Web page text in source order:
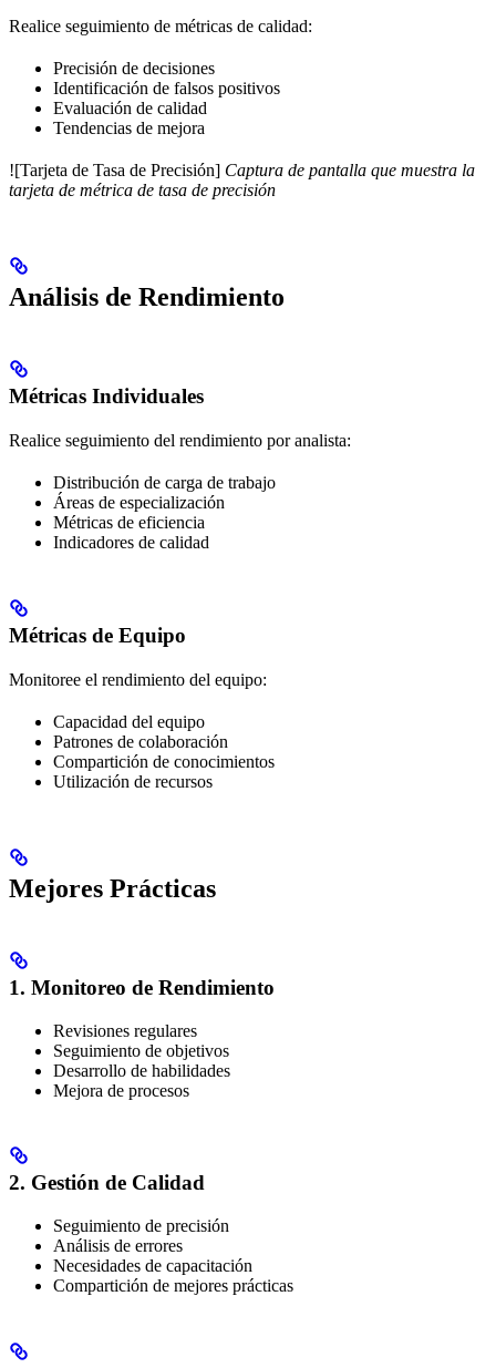
Realice seguimiento de métricas de calidad:
Precisión de decisiones
Identificación de falsos positivos
Evaluación de calidad
Tendencias de mejora
![Tarjeta de Tasa de Precisión] Captura de pantalla que muestra la
tarjeta de métrica de tasa de precisión
Análisis de Rendimiento
Métricas Individuales
Realice seguimiento del rendimiento por analista:
Distribución de carga de trabajo
Áreas de especialización
Métricas de eficiencia
Indicadores de calidad
Métricas de Equipo
Monitoree el rendimiento del equipo:
Capacidad del equipo
Patrones de colaboración
Compartición de conocimientos
Utilización de recursos
Mejores Prácticas
1. Monitoreo de Rendimiento
Revisiones regulares
Seguimiento de objetivos
Desarrollo de habilidades
Mejora de procesos
2. Gestión de Calidad
Seguimiento de precisión
Análisis de errores
Necesidades de capacitación
Compartición de mejores prácticas